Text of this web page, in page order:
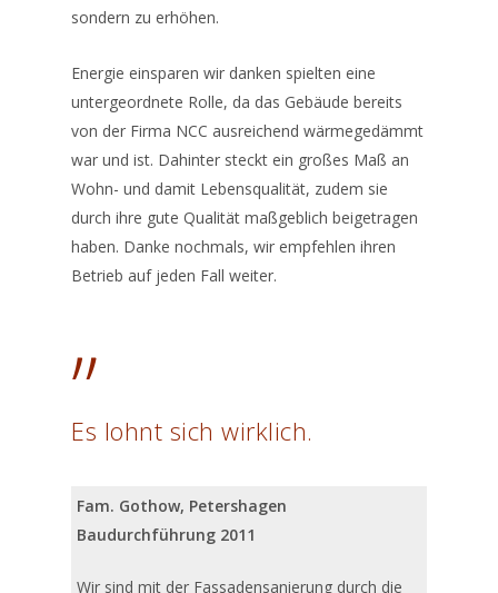
sondern zu erhöhen.
Energie einsparen wir danken spielten eine
untergeordnete Rolle, da das Gebäude bereits
von der Firma NCC ausreichend wärmegedämmt
war und ist. Dahinter steckt ein großes Maß an
Wohn- und damit Lebensqualität, zudem sie
durch ihre gute Qualität maßgeblich beigetragen
haben. Danke nochmals, wir empfehlen ihren
Betrieb auf jeden Fall weiter.
”
Es lohnt sich wirklich.
Fam. Gothow, Petershagen
Baudurchführung 2011
Wir sind mit der Fassadensanierung durch die
Profisystem
Farben
Verarbeitung
Schritt für Schritt
Ihr Name